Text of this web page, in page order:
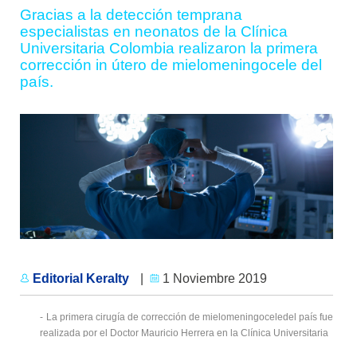
Gracias a la detección temprana
especialistas en neonatos de la Clínica
Universitaria Colombia realizaron la primera
corrección in útero de mielomeningocele del
país.
Editorial Keralty 1 Noviembre 2019
- La primera cirugía de corrección de mielomeningoceledel país fue
realizada por el Doctor Mauricio Herrera en la Clínica Universitaria